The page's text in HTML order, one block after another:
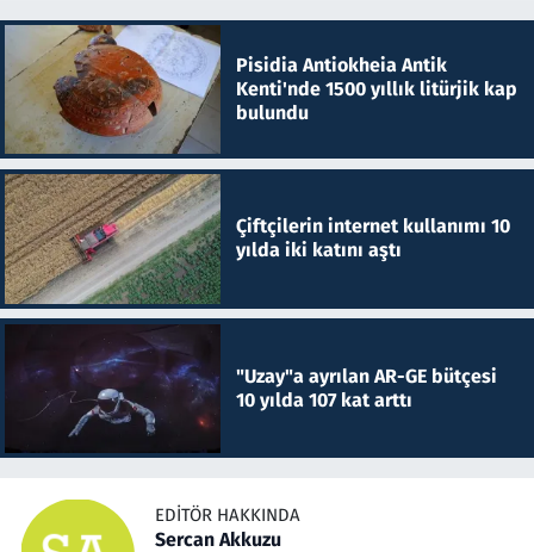
Pisidia Antiokheia Antik
Kenti'nde 1500 yıllık litürjik kap
bulundu
Çiftçilerin internet kullanımı 10
yılda iki katını aştı
"Uzay"a ayrılan AR-GE bütçesi
10 yılda 107 kat arttı
EDITÖR HAKKINDA
Sercan Akkuzu